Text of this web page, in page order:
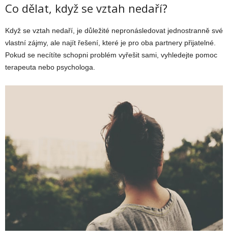
Co dělat, když se vztah nedaří?
Když se vztah nedaří, je důležité nepronásledovat jednostranně své
vlastní zájmy, ale najít řešení, které je pro oba partnery přijatelné.
Pokud se necítíte schopni problém vyřešit sami, vyhledejte pomoc
terapeuta nebo psychologa.